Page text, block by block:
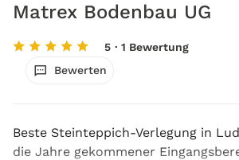
Matrex Bodenbau UG
5 · 1 Bewertung
Bewerten
Beste Steinteppich-Verlegung in
die Jahre gekommener